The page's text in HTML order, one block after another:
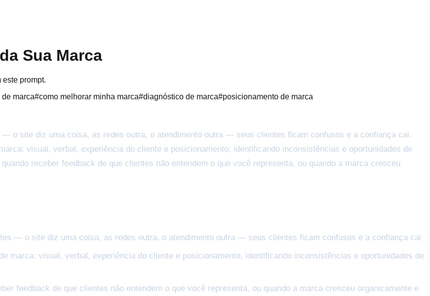
Sua Marca
prompt.
marca#como melhorar minha marca#diagnóstico de marca#posicionamento de marca
o site diz uma coisa, as redes outra, o atendimento outra — seus clientes ficam confusos e a confiança cai.
visual, verbal, experiência do cliente e posicionamento, identificando inconsistências e oportunidades de
receber feedback de que clientes não entendem o que você representa, ou quando a marca cresceu
— o site diz uma coisa, as redes outra, o atendimento outra — seus clientes ficam confusos e a confiança cai
marca: visual, verbal, experiência do cliente e posicionamento, identificando inconsistências e oportunidades de
feedback de que clientes não entendem o que você representa, ou quando a marca cresceu organicamente e